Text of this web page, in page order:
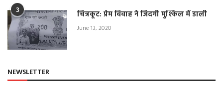
3 चित्रकूट: प्रेम विवाह ने जिंदगी मुश्किल में डाली
June 13, 2020
NEWSLETTER